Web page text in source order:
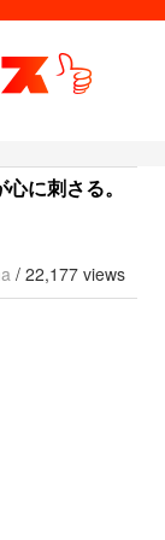
に刺さる。
/ 22,177 views